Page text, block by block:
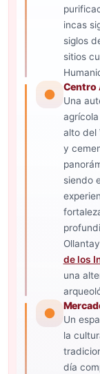
incas
siglos
sitios
Centro
Una
alto del
y
siendo
de los
una
Un
la
día